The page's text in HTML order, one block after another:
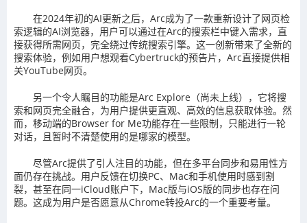
在2024年初的AI更新之后，Arc成为了一款重新设计了网页检
索逻辑的AI浏览器，用户可以通过在Arc的搜索栏中键入需求，直
接获得所需网页，完全绕过传统搜索引擎。这一创新带来了全新的
搜索体验，例如用户想观看Cybertruck的预告片，Arc直接提供相
关YouTube网页。
另一个令人瞩目的功能是Arc Explore（尚未上线），它将搜
索和网页完全融合，为用户提供更直观、高效的信息获取体验。然
而，移动端的Browser for Me功能存在一些限制，只能进行一轮
对话，且暂时不清楚使用的是哪家的模型。
尽管Arc提供了引人注目的功能，但在多平台同步和易用性方
面仍存在挑战。用户反馈在切换PC、Mac和手机使用时感到割
裂，甚至在同一iCloud账户下，Mac版与iOS版的同步也存在问
题。这成为用户是否愿意从Chrome转投Arc的一个重要考量。